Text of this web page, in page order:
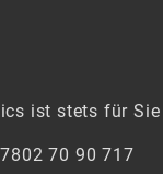
ist stets für Sie
70 90 717